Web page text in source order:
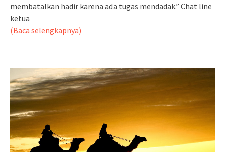
membatalkan hadir karena ada tugas mendadak.” Chat line
ketua
(Baca selengkapnya)